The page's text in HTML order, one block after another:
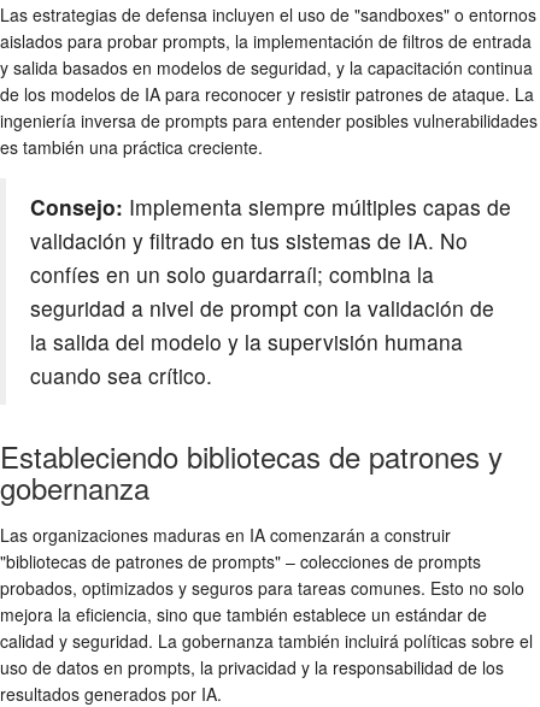
Las estrategias de defensa incluyen el uso de "sandboxes" o entornos
aislados para probar prompts, la implementación de filtros de entrada
y salida basados en modelos de seguridad, y la capacitación continua
de los modelos de IA para reconocer y resistir patrones de ataque. La
ingeniería inversa de prompts para entender posibles vulnerabilidades
es también una práctica creciente.
Consejo: Implementa siempre múltiples capas de
validación y filtrado en tus sistemas de IA. No
confíes en un solo guardarraíl; combina la
seguridad a nivel de prompt con la validación de
la salida del modelo y la supervisión humana
cuando sea crítico.
Estableciendo bibliotecas de patrones y
gobernanza
Las organizaciones maduras en IA comenzarán a construir
"bibliotecas de patrones de prompts" – colecciones de prompts
probados, optimizados y seguros para tareas comunes. Esto no solo
mejora la eficiencia, sino que también establece un estándar de
calidad y seguridad. La gobernanza también incluirá políticas sobre el
uso de datos en prompts, la privacidad y la responsabilidad de los
resultados generados por IA.